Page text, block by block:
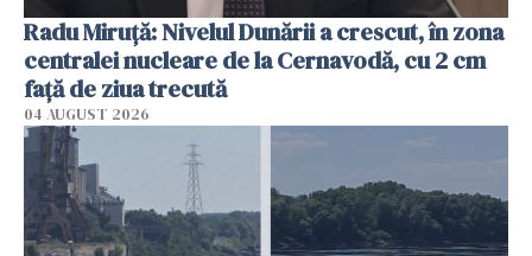
Radu Miruţă: Nivelul Dunării a crescut, în zona
centralei nucleare de la Cernavodă, cu 2 cm
faţă de ziua trecută
04 AUGUST 2026